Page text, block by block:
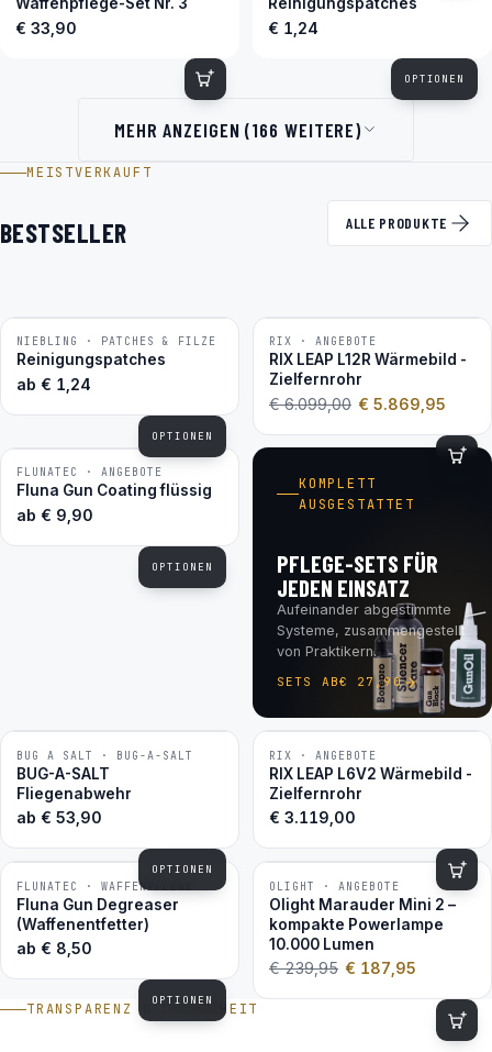
€ 33,90 € 1,24
OPTIONEN
MEHR ANZEIGEN (166 WEITERE)
MEISTVERKAUFT
BESTSELLER ALLE PRODUKTE
BESTSELLER
NIEBLING · PATCHES & FILZE
Reinigungspatches
ab € 1,24
OPTIONEN
−4 %
RIX · ANGEBOTE
RIX LEAP L12R Wärmebild -
Zielfernrohr
€6.099,00 € 5.869,95
BESTSELLER
FLUNATEC · ANGEBOTE
Fluna Gun Coating flüssig
ab € 9,90
OPTIONEN
KOMPLETT
AUSGESTATTET
PFLEGE-SETS FÜR
JEDEN EINSATZ
Aufeinander abgestimmte
Systeme, zusammengestellt
von Praktikern.
SETS AB€ 27,90
BESTSELLER
BUG A SALT · BUG-A-SALT
BUG-A-SALT
Fliegenabwehr
ab € 53,90
OPTIONEN
RIX · ANGEBOTE
RIX LEAP L6V2 Wärmebild -
Zielfernrohr
€ 3.119,00
BESTSELLER
FLUNATEC · WAFFENPFLEGE
Fluna Gun Degreaser
(Waffenentfetter)
ab € 8,50
OPTIONEN
−22 %
OLIGHT · ANGEBOTE
Olight Marauder Mini 2 –
kompakte Powerlampe
10.000 Lumen
€239,95 € 187,95
TRANSPARENZ & SICHERHEIT